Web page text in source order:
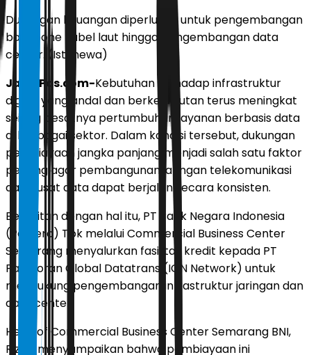
Dukungan keuangan diperlukan untuk pengembangan
backbone kabel laut hingga pengembangan data
center. (Istimewa)
JawaPos.com-Kebutuhan terhadap infrastruktur
digital yang andal dan berkelanjutan terus meningkat
seiring pesatnya pertumbuhan layanan berbasis data
di berbagai sektor. Dalam kondisi tersebut, dukungan
pembiayaan jangka panjang menjadi salah satu faktor
penting agar pembangunan jaringan telekomunikasi
dan pusat data dapat berjalan secara konsisten.
Berkaitan dengan hal itu, PT Bank Negara Indonesia
(Persero) Tbk melalui Commercial Business Center
Semarang menyalurkan fasilitas kredit kepada PT
Parsaoran Global Datatrans (ION Network) untuk
mendukung pengembangan infrastruktur jaringan dan
data center.
Head of Commercial Business Center Semarang BNI,
Rizky, menyampaikan bahwa pembiayaan ini